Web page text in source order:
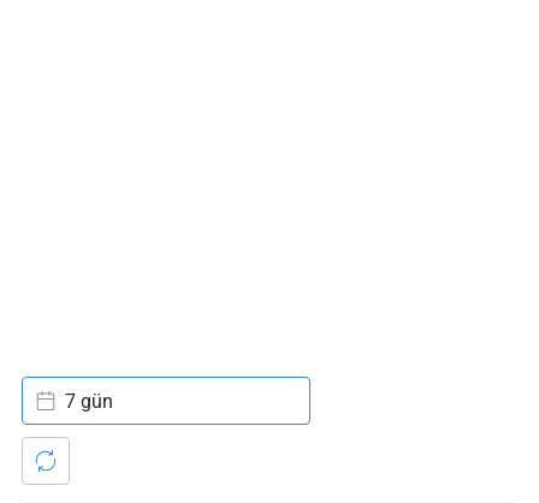
7 gün